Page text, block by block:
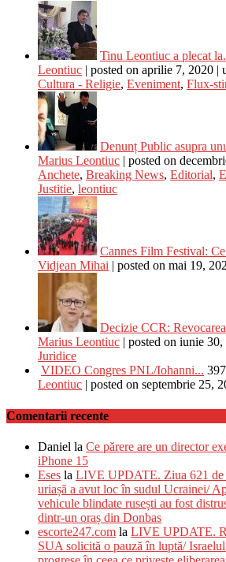
Tinu Leontiuc a plecat
Leontiuc | posted on aprilie 7, 2020 |
Cultura - Religie, Eveniment, Flux-
Denunț Public asupra
Marius Leontiuc | posted on
Anchete, Breaking News, Editorial,
Justitie, leontiuc
Cannes Film Festival:
Vidjean Mihai | posted on mai 19,
Decizie CCR:
Marius Leontiuc | posted on iunie 30,
Juridice
VIDEO Congres PNL/Iohanni...
Leontiuc | posted on septembrie 25,
Comentarii recente
Daniel la Ce părere are un director
iPhone 15
Eses la LIVE UPDATE. Ziua 621 de
uriașă a avut loc în sudul Ucrainei/
vehicule blindate rusești au fost
dintr-un oraș din Donbas
escorte247.com la LIVE UPDATE.
SUA solicită o pauză în luptă/